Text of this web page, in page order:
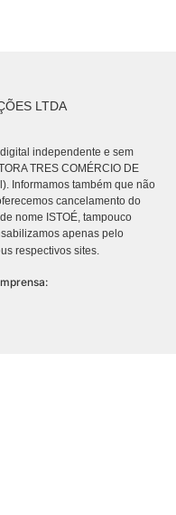
LTDA
independente e sem
TRES COMÉRCIO DE
Informamos também que não
cancelamento do
nome ISTOÉ, tampouco
apenas pelo
respectivos sites.